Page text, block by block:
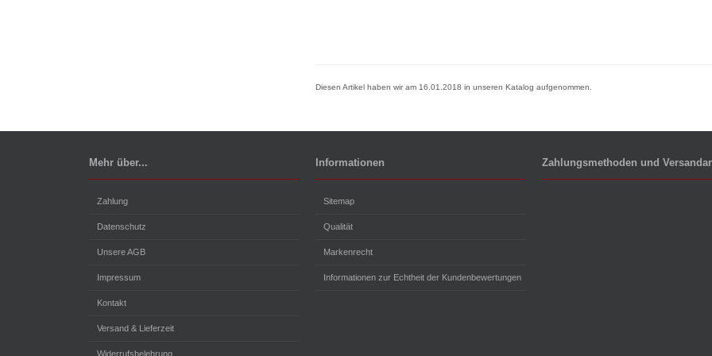
Diesen Artikel haben wir am 16.01.2018 in unseren Katalog aufgenommen.
Mehr über...
Zahlung
Datenschutz
Unsere AGB
Impressum
Kontakt
Versand & Lieferzeit
Widerrufsbelehrung
Informationen
Sitemap
Qualität
Markenrecht
Informationen zur Echtheit der Kundenbewertungen
Zahlungsmethoden und